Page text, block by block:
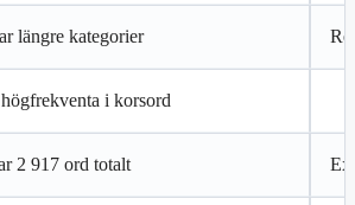
längre kategorier
i korsord
2 917 ord totalt